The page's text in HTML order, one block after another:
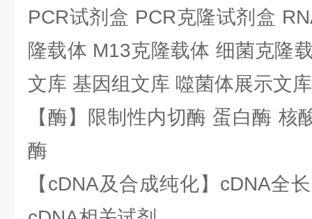
PCR试剂盒 PCR克隆试剂盒
隆载体 M13克隆载体 细菌克隆
文库 基因组文库 噬菌体展示文库
【酶】限制性内切酶 蛋白酶 核
酶
【cDNA及合成纯化】cDNA全